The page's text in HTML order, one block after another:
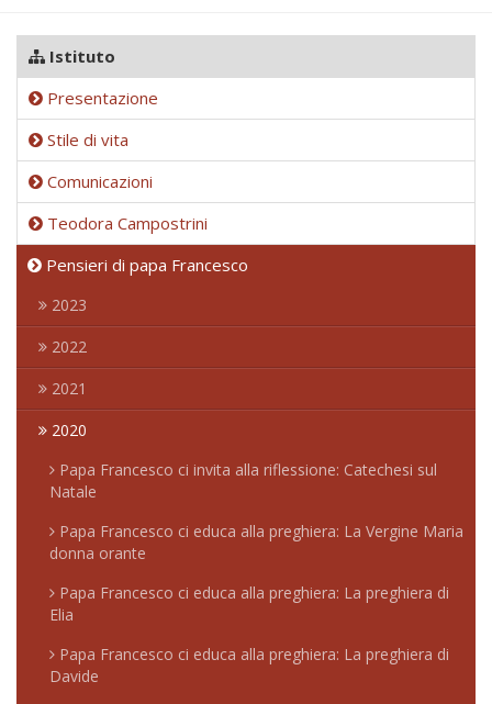
Istituto
Presentazione
Stile di vita
Comunicazioni
Teodora Campostrini
Pensieri di papa Francesco
2023
2022
2021
2020
Papa Francesco ci invita alla riflessione: Catechesi sul
Natale
Papa Francesco ci educa alla preghiera: La Vergine Maria
donna orante
Papa Francesco ci educa alla preghiera: La preghiera di
Elia
Papa Francesco ci educa alla preghiera: La preghiera di
Davide